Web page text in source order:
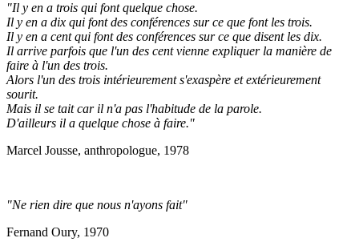
"Il y en a trois qui font quelque chose.
Il y en a dix qui font des conférences sur ce que font les trois.
Il y en a cent qui font des conférences sur ce que disent les dix.
Il arrive parfois que l'un des cent vienne expliquer la manière de
faire à l'un des trois.
Alors l'un des trois intérieurement s'exaspère et extérieurement
sourit.
Mais il se tait car il n'a pas l'habitude de la parole.
D'ailleurs il a quelque chose à faire."
Marcel Jousse, anthropologue, 1978
"Ne rien dire que nous n'ayons fait"
Fernand Oury, 1970